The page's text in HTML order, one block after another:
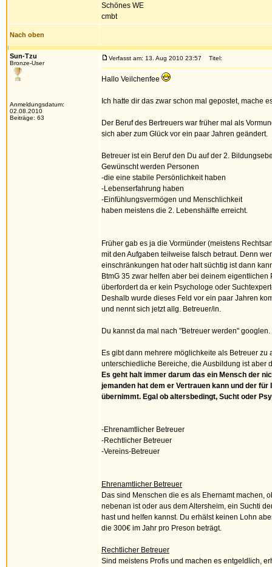
Schönes WE
cmbt
Nach oben
Sun-Tzu
Bronze-User
Anmeldungsdatum:
02.08.2010
Beiträge: 63
Verfasst am: 13. Aug 2010 23:57 Titel:
Hallo Veilchenfee
Ich hatte dir das zwar schon mal gepostet, mache
Der Beruf des Bertreuers war früher mal als
sich aber zum Glück vor ein paar Jahren geändert.
Betreuer ist ein Beruf den Du auf der 2.
Gewünscht werden Personen
-die eine stabile Persönlichkeit haben
-Lebenserfahrung haben
-Einfühlungsvermögen und Menschlichkeit
haben meistens die 2. Lebenshälfte erreicht.
Früher gab es ja die Vormünder (meistens
mit den Aufgaben teilweise falsch betraut. Denn
einschränkungen hat oder halt süchtig ist dann
BtmG 35 zwar helfen aber bei deinem eigentlichen
überfordert da er kein Psychologe oder
Deshalb wurde dieses Feld vor ein paar Jahren
und nennt sich jetzt allg. Betreuer/in.
Du kannst da mal nach "Betreuer werden" googlen.
Es gibt dann mehrere möglichkeite als Betreuer zu
unterschiedliche Bereiche, die Ausbildung ist aber
Es geht halt immer darum das ein Mensch der
jemanden hat dem er Vertrauen kann und der für
übernimmt. Egal ob altersbedingt, Sucht oder
-Ehrenamtlicher Betreuer
-Rechtlicher Betreuer
-Vereins-Betreuer
Ehrenamtlicher Betreuer
Das sind Menschen die es als Ehernamt machen,
nebenan ist oder aus dem Altersheim, ein Suchti
hast und helfen kannst. Du erhälst keinen Lohn
die 300€ im Jahr pro Preson beträgt.
Rechtlicher Betreuer
Sind meistens Profis und machen es entgeldlich,